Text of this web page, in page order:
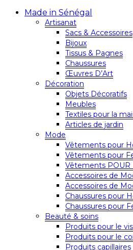
Made in Sénégal
Artisanat
Sacs & Accessoires
Bijoux
Tissus & Pagnes
Chaussures
Œuvres D’Art
Décoration
Objets Décoratifs
Meubles
Textiles pour la
Articles de jardin
Mode
Vêtements pour
Vêtements pour
Vêtements POUR
Accessoires de
Accessoires de
Chaussures pour
Chaussures pour
Beauté & soins
Produits pour le
Produits pour le
Produits capillaires